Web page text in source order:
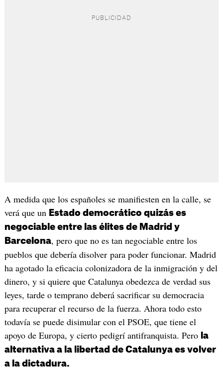
A medida que los españoles se manifiesten en la calle, se
verá que un Estado democrático quizás es
negociable entre las élites de Madrid y
Barcelona, pero que no es tan negociable entre los
pueblos que debería disolver para poder funcionar. Madrid
ha agotado la eficacia colonizadora de la inmigración y del
dinero, y si quiere que Catalunya obedezca de verdad sus
leyes, tarde o temprano deberá sacrificar su democracia
para recuperar el recurso de la fuerza. Ahora todo esto
todavía se puede disimular con el PSOE, que tiene el
apoyo de Europa, y cierto pedigrí antifranquista. Pero la
alternativa a la libertad de Catalunya es volver
a la dictadura.